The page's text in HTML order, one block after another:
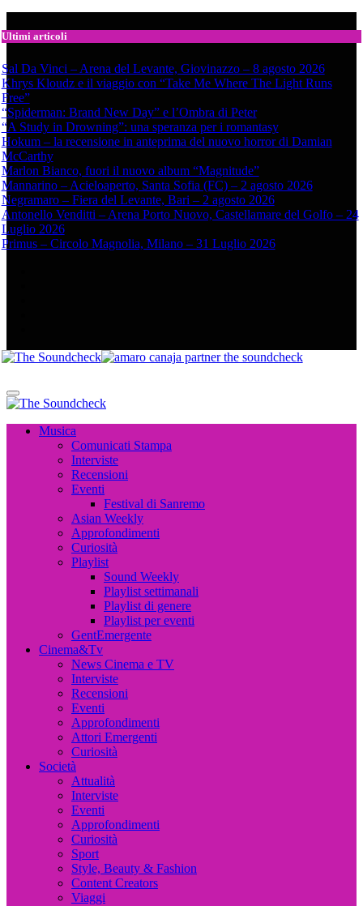
Ultimi articoli
Sal Da Vinci – Arena del Levante, Giovinazzo – 8 agosto 2026
Khrys Kloudz e il viaggio con “Take Me Where The Light Runs
Free”
“Spiderman: Brand New Day” e l’Ombra di Peter
“A Study in Drowning”: una speranza per i romantasy
Hokum – la recensione in anteprima del nuovo horror di Damian
McCarthy
Marlon Bianco, fuori il nuovo album “Magnitude”
Mannarino – Acieloaperto, Santa Sofia (FC) – 2 agosto 2026
Negramaro – Fiera del Levante, Bari – 2 agosto 2026
Antonello Venditti – Arena Porto Nuovo, Castellamare del Golfo – 24
Luglio 2026
Primus – Circolo Magnolia, Milano – 31 Luglio 2026
Musica, Cinema, Arte e Attualità, Interviste e News
Musica
Comunicati Stampa
Interviste
Recensioni
Eventi
Festival di Sanremo
Asian Weekly
Approfondimenti
Curiosità
Playlist
Sound Weekly
Playlist settimanali
Playlist di genere
Playlist per eventi
GentEmergente
Cinema&Tv
News Cinema e TV
Interviste
Recensioni
Eventi
Approfondimenti
Attori Emergenti
Curiosità
Società
Attualità
Interviste
Eventi
Approfondimenti
Curiosità
Sport
Style, Beauty & Fashion
Content Creators
Viaggi